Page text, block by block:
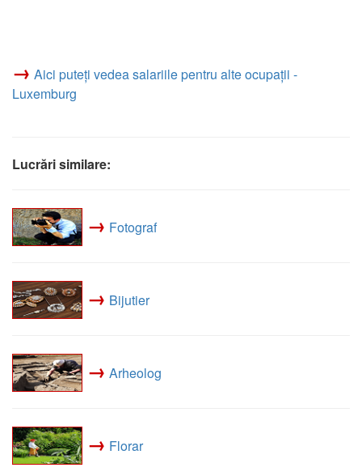
→ Aici puteți vedea salariile pentru alte ocupații -
Luxemburg
Lucrări similare:
→ Fotograf
→ Bijutier
→ Arheolog
→ Florar